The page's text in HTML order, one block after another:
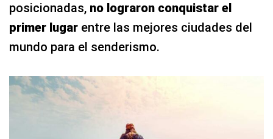
posicionadas, no lograron conquistar el
primer lugar entre las mejores ciudades del
mundo para el senderismo.